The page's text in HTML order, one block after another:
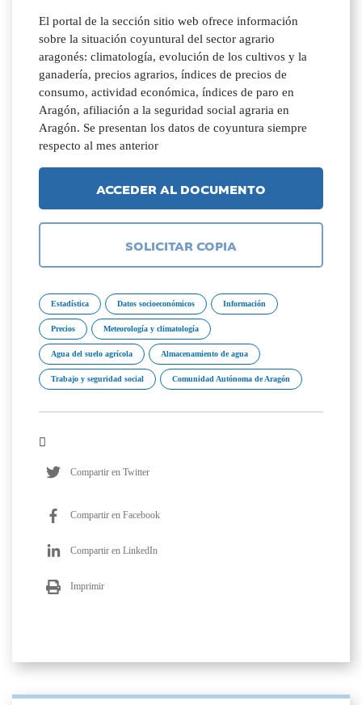
El portal de la sección sitio web ofrece información
sobre la situación coyuntural del sector agrario
aragonés: climatología, evolución de los cultivos y la
ganadería, precios agrarios, índices de precios de
consumo, actividad económica, índices de paro en
Aragón, afiliación a la seguridad social agraria en
Aragón. Se presentan los datos de coyuntura siempre
respecto al mes anterior
ACCEDER AL DOCUMENTO
SOLICITAR COPIA
Estadística Datos socioeconómicos Información
Precios Meteorología y climatología
Agua del suelo agrícola Almacenamiento de agua
Trabajo y seguridad social Comunidad Autónoma de Aragón
Compartir en Twitter
Compartir en Facebook
Compartir en LinkedIn
Imprimir